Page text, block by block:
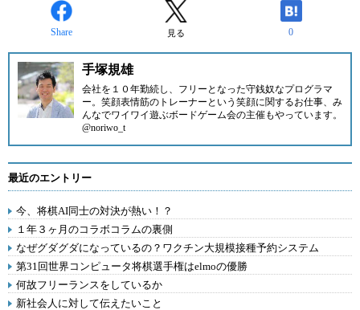
Share 見る 0
手塚規雄
会社を１０年勤続し、フリーとなった守銭奴なプログラマ
ー。笑顔表情筋のトレーナーという笑顔に関するお仕事、み
んなでワイワイ遊ぶボードゲーム会の主催もやっています。
@noriwo_t
最近のエントリー
今、将棋AI同士の対決が熱い！？
１年３ヶ月のコラボコラムの裏側
なぜグダグダになっているの？ワクチン大規模接種予約システム
第31回世界コンピュータ将棋選手権はelmoの優勝
何故フリーランスをしているか
新社会人に対して伝えたいこと